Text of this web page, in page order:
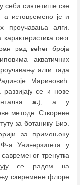
себи синтетише све
а истовремено је и
проучавања алги.
овог
рад већег броја
акватичних
алги тада
Мариновић.
се и нове
а.), a у
методе. Створене
за ботанику Био.
за примењену
а Универзитета у
тренутка
се радом на
савремене флоре